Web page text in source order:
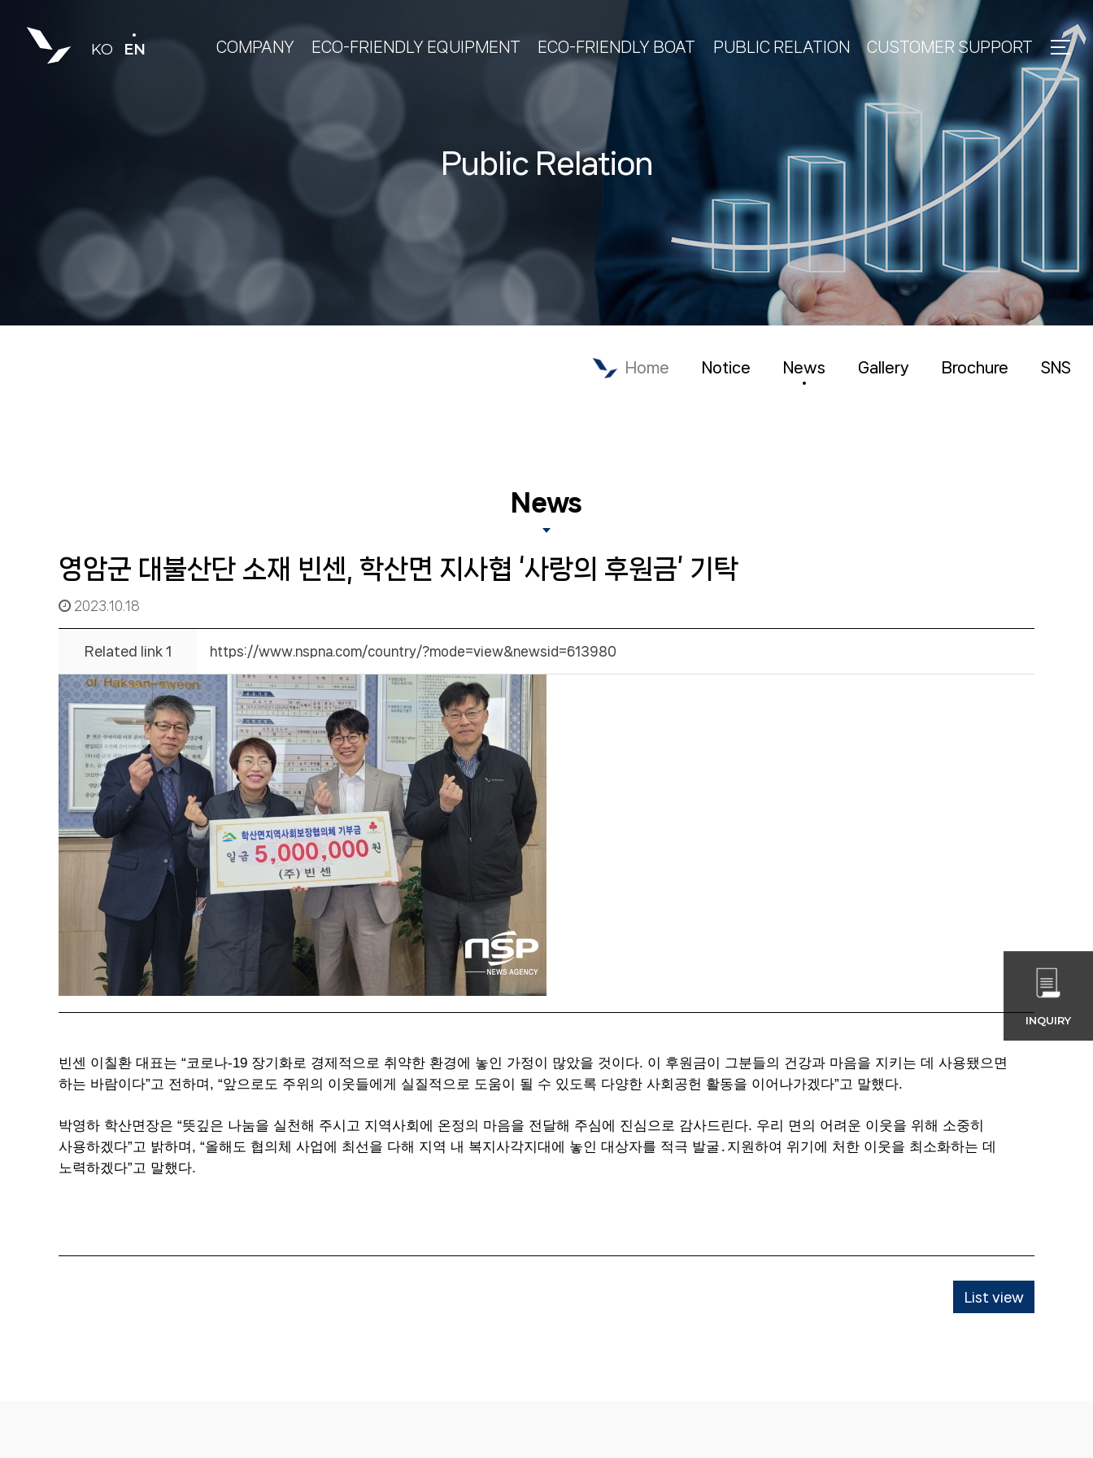
KO EN COMPANY ECO-FRIENDLY EQUIPMENT ECO-FRIENDLY BOAT PUBLIC RELATION CUSTOMER SUPPORT
Public Relation
Home Notice News Gallery Brochure SNS
News
영암군 대불산단 소재 빈센, 학산면 지사협 ‘사랑의 후원금’ 기탁
2023.10.18
Related link 1 https://www.nspna.com/country/?mode=view&newsid=613980
빈센 이칠환 대표는 “코로나-19 장기화로 경제적으로 취약한 환경에 놓인 가정이 많았을 것이다. 이 후원금이 그분들의 건강과 마음을 지키는 데 사용됐으면
하는 바람이다”고 전하며, “앞으로도 주위의 이웃들에게 실질적으로 도움이 될 수 있도록 다양한 사회공헌 활동을 이어나가겠다”고 말했다.
박영하 학산면장은 “뜻깊은 나눔을 실천해 주시고 지역사회에 온정의 마음을 전달해 주심에 진심으로 감사드린다. 우리 면의 어려운 이웃을 위해 소중히
사용하겠다”고 밝하며, “올해도 협의체 사업에 최선을 다해 지역 내 복지사각지대에 놓인 대상자를 적극 발굴․지원하여 위기에 처한 이웃을 최소화하는 데
노력하겠다”고 말했다.
List view
INQUIRY